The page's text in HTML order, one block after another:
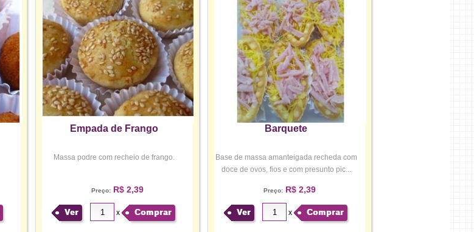
Empada de Frango
Massa podre com recheio de frango.
Preço: R$ 2,39
Ver x Comprar
Barquete
Base de massa amanteigada recheda com
doce de ovos, fios e com presunto pic...
Preço: R$ 2,39
Ver x Comprar